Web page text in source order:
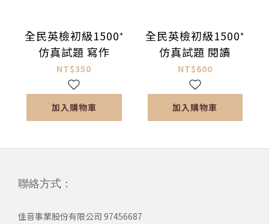
全民英檢初級1500⁺
仿真試題 寫作
NT$350
加入購物車
全民英檢初級1500⁺
仿真試題 閱讀
NT$600
加入購物車
聯絡方式：
佳音事業股份有限公司 97456687